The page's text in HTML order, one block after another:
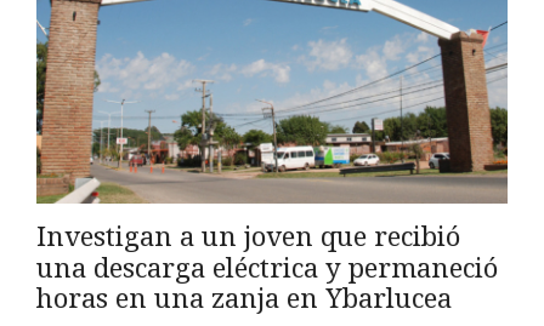
Investigan a un joven que recibió
una descarga eléctrica y permaneció
horas en una zanja en Ybarlucea